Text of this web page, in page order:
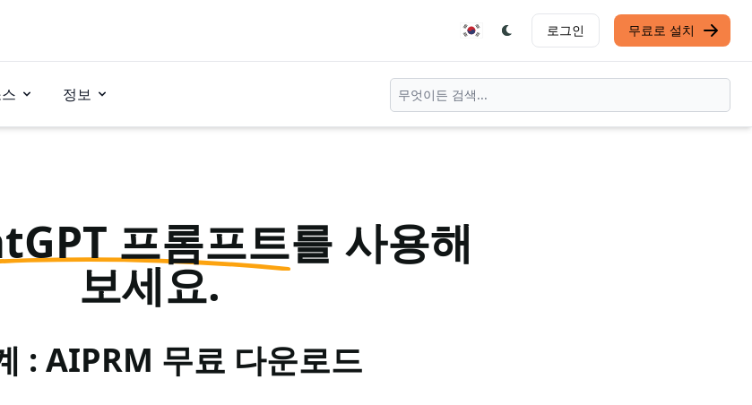
로그인 무료로 설치
정보
프롬프트를 사용해
보세요.
: AIPRM 무료 다운로드